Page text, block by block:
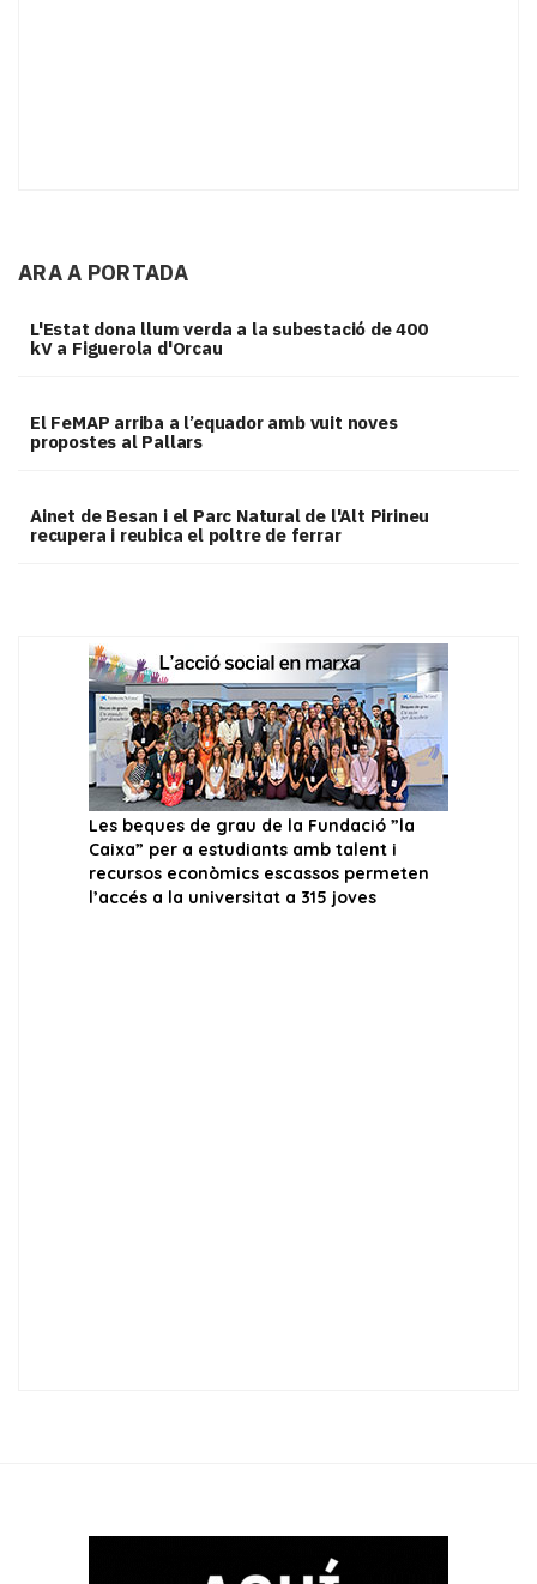
ARA A PORTADA
L'Estat dona llum verda a la subestació de 400
kV a Figuerola d'Orcau
El FeMAP arriba a l’equador amb vuit noves
propostes al Pallars
Ainet de Besan i el Parc Natural de l'Alt Pirineu
recupera i reubica el poltre de ferrar